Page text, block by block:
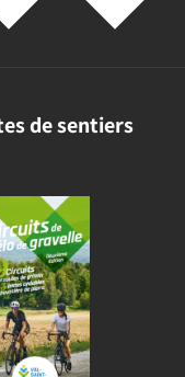
de sentiers